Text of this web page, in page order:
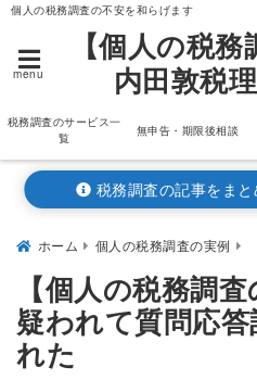
個人の税務調査の不安を和らげます
menu
【個人の税
内田敦税
税務調査のサービス一
覧
無申告・期限後相談
税務調査の記事をま
ホーム 個人の税務調査の実例
【個人の税務調
疑われて質問応
れた